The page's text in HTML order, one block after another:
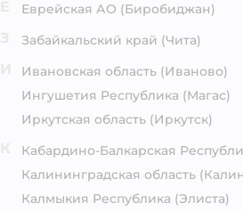
Еврейская АО (Биробиджан)
Забайкальский край (Чита)
Ивановская область (Иваново)
Ингушетия Республика (Магас)
Иркутская область (Иркутск)
Кабардино-Балкарская
Калининградская область
Калмыкия Республика (Элиста)